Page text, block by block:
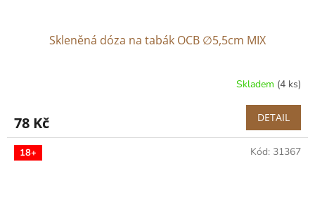
Skleněná dóza na tabák OCB ∅5,5cm MIX
Skladem (4 ks)
78 Kč DETAIL
18+ Kód: 31367